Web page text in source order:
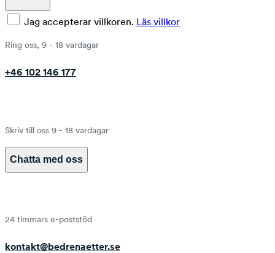
Jag accepterar villkoren. Läs villkor
Ring oss, 9 - 18 vardagar
+46 102 146 177
Skriv till oss 9 - 18 vardagar
Chatta med oss
24 timmars e-poststöd
kontakt@bedrenaetter.se